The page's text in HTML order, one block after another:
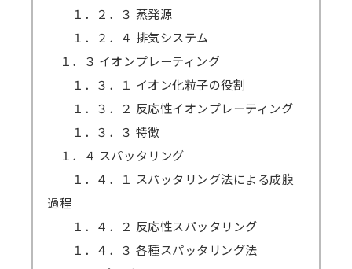
１．２．３ 蒸発源
１．２．４ 排気システム
１．３ イオンプレーティング
１．３．１ イオン化粒子の役割
１．３．２ 反応性イオンプレーティング
１．３．３ 特徴
１．４ スパッタリング
１．４．１ スパッタリング法による成膜
過程
１．４．２ 反応性スパッタリング
１．４．３ 各種スパッタリング法